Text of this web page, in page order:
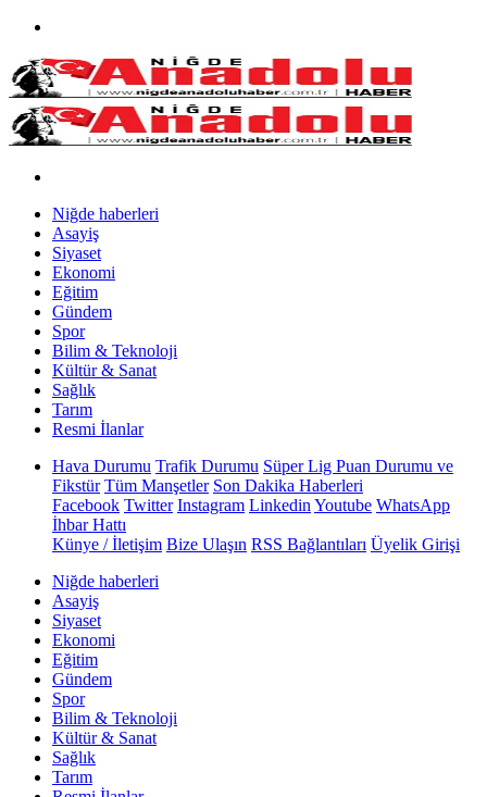
Niğde haberleri
Asayiş
Siyaset
Ekonomi
Eğitim
Gündem
Spor
Bilim & Teknoloji
Kültür & Sanat
Sağlık
Tarım
Resmi İlanlar
Hava Durumu Trafik Durumu Süper Lig Puan Durumu ve
Fikstür Tüm Manşetler Son Dakika Haberleri
Facebook Twitter Instagram Linkedin Youtube WhatsApp
İhbar Hattı
Künye / İletişim Bize Ulaşın RSS Bağlantıları Üyelik Girişi
Niğde haberleri
Asayiş
Siyaset
Ekonomi
Eğitim
Gündem
Spor
Bilim & Teknoloji
Kültür & Sanat
Sağlık
Tarım